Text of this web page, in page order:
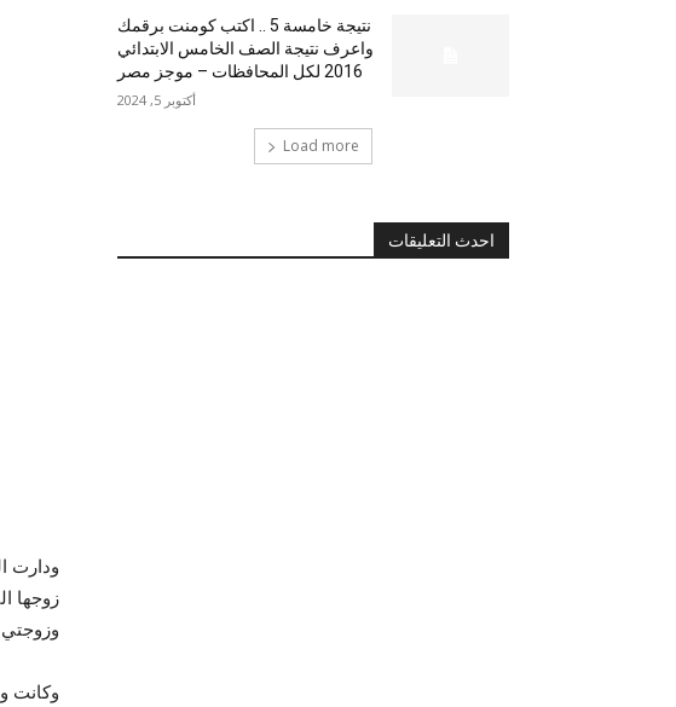
ودارت
زوجها
وكانت
نتيجة خامسة 5 .. اكتب كومنت برقمك
واعرف نتيجة الصف الخامس الابتدائي
2016 لكل المحافظات – موجز مصر
أكتوبر 5, 2024
Load more
احدث التعليقات